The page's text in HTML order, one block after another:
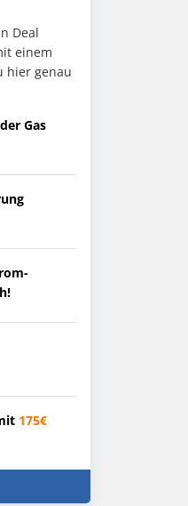
Deal
einem
hier genau
Gas
175€